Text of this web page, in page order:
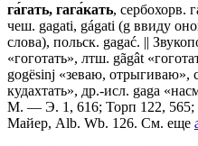
га́гать, гага́кать, сербохорв.
чеш. gagati, gágati (g ввиду
слова), польск. gagać. ||
«гоготать», лтш. gãgât
gogësinj «зеваю, отрыгиваю»,
кудахтать», др.-исл. gaga
М. — Э. 1, 616; Торп 122, 565;
Майер, Alb. Wb. 126. См. еще